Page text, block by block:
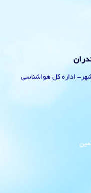
ساری قائمشهر- اداره کل هواشناسی